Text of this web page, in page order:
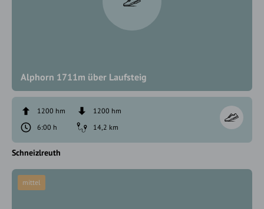
Alphorn 1711m über Laufsteig
1200 hm
1200 hm
6:00 h
14,2 km
Schneizlreuth
mittel